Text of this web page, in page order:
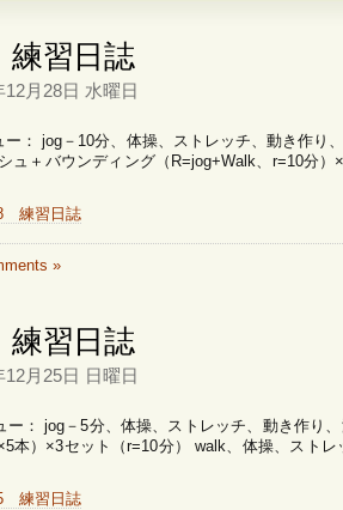
習日誌
月28日 水曜日
： jog－10分、体操、ストレッチ、動き作り
ュ＋バウンディング（R=jog+Walk、r=10分
練習日誌
»
習日誌
月25日 日曜日
： jog－5分、体操、ストレッチ、動き作り
本）×3セット（r=10分） walk、体操、スト
練習日誌